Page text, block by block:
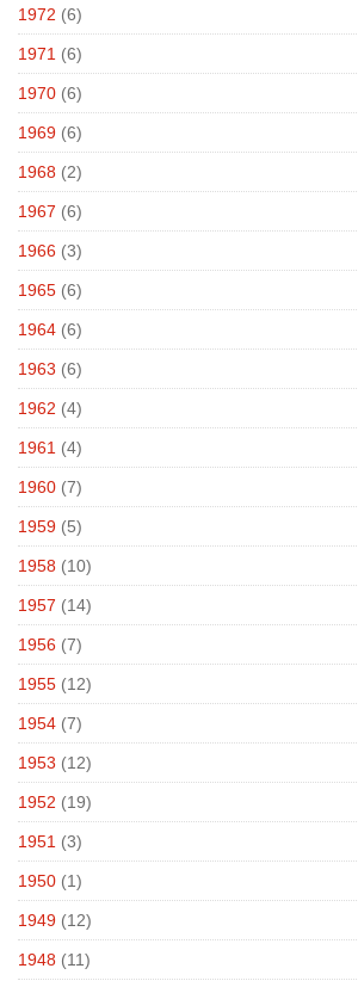
1972 (6)
1971 (6)
1970 (6)
1969 (6)
1968 (2)
1967 (6)
1966 (3)
1965 (6)
1964 (6)
1963 (6)
1962 (4)
1961 (4)
1960 (7)
1959 (5)
1958 (10)
1957 (14)
1956 (7)
1955 (12)
1954 (7)
1953 (12)
1952 (19)
1951 (3)
1950 (1)
1949 (12)
1948 (11)